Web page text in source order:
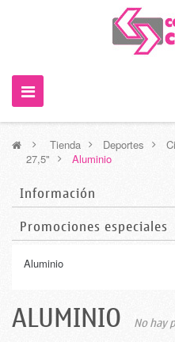
> Tienda > Deportes >
27,5" > Aluminio
Información
Promociones especiales
Aluminio
ALUMINIO No hay